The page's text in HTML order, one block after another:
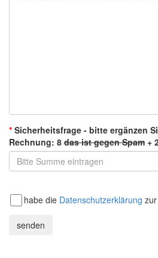
* Sicherheitsfrage - bitte ergänzen
Rechnung: 8 das ist gegen Spam +
Ich habe die Datenschutzerklärung
senden